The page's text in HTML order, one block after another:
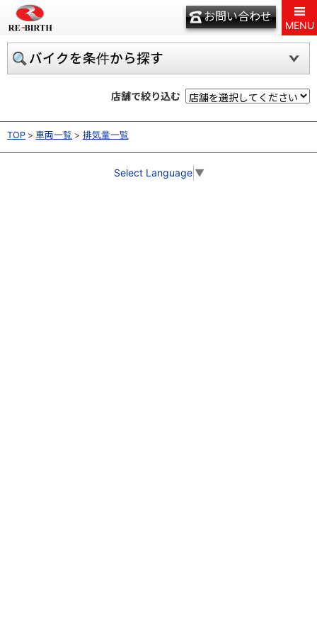
お問い合わせ
MENU
バイクを条件から探す
店舗で絞り込む
TOP 車両一覧 排気量一覧
Select Language ▼